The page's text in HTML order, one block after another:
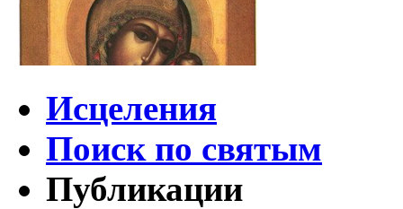
Исцеления
Поиск по святым
Публикации